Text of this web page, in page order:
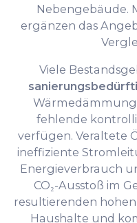
Nebengebäude.
ergänzen das
Viele
fehlende
verfügen. Veraltete
ineffiziente
Energieverbrauch
CO₂-Ausstoß im
resultierenden
Haushalte und